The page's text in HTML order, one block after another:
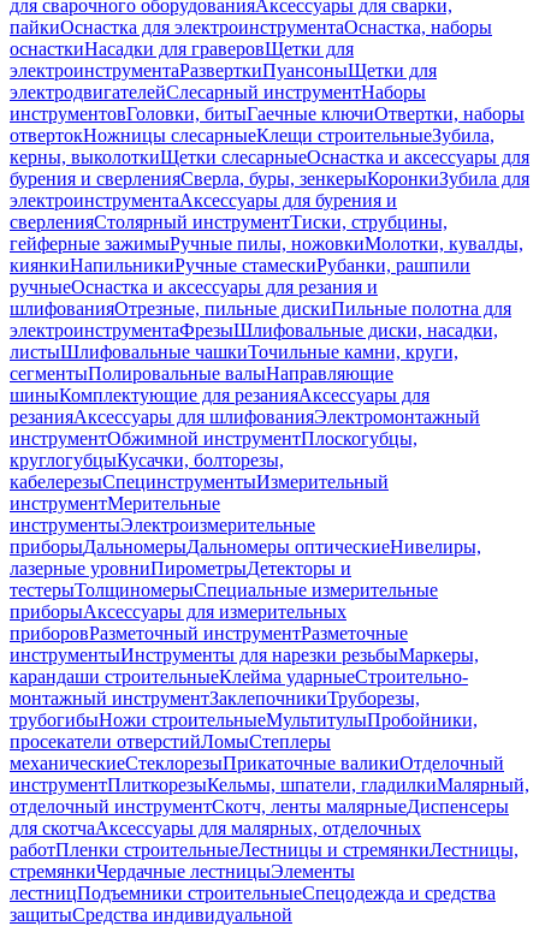
для сварочного оборудованияАксессуары для сварки,
пайкиОснастка для электроинструментаОснастка, наборы
оснасткиНасадки для граверовЩетки для
электроинструментаРазверткиПуансоныЩетки для
электродвигателейСлесарный инструментНаборы
инструментовГоловки, битыГаечные ключиОтвертки, наборы
отвертокНожницы слесарныеКлещи строительныеЗубила,
керны, выколоткиЩетки слесарныеОснастка и аксессуары для
бурения и сверленияСверла, буры, зенкерыКоронкиЗубила для
электроинструментаАксессуары для бурения и
сверленияСтолярный инструментТиски, струбцины,
гейферные зажимыРучные пилы, ножовкиМолотки, кувалды,
киянкиНапильникиРучные стамескиРубанки, рашпили
ручныеОснастка и аксессуары для резания и
шлифованияОтрезные, пильные дискиПильные полотна для
электроинструментаФрезыШлифовальные диски, насадки,
листыШлифовальные чашкиТочильные камни, круги,
сегментыПолировальные валыНаправляющие
шиныКомплектующие для резанияАксессуары для
резанияАксессуары для шлифованияЭлектромонтажный
инструментОбжимной инструментПлоскогубцы,
круглогубцыКусачки, болторезы,
кабелерезыСпецинструментыИзмерительный
инструментМерительные
инструментыЭлектроизмерительные
приборыДальномерыДальномеры оптическиеНивелиры,
лазерные уровниПирометрыДетекторы и
тестерыТолщиномерыСпециальные измерительные
приборыАксессуары для измерительных
приборовРазметочный инструментРазметочные
инструментыИнструменты для нарезки резьбыМаркеры,
карандаши строительныеКлейма ударныеСтроительно-
монтажный инструментЗаклепочникиТруборезы,
трубогибыНожи строительныеМультитулыПробойники,
просекатели отверстийЛомыСтеплеры
механическиеСтеклорезыПрикаточные валикиОтделочный
инструментПлиткорезыКельмы, шпатели, гладилкиМалярный,
отделочный инструментСкотч, ленты малярныеДиспенсеры
для скотчаАксессуары для малярных, отделочных
работПленки строительныеЛестницы и стремянкиЛестницы,
стремянкиЧердачные лестницыЭлементы
лестницПодъемники строительныеСпецодежда и средства
защитыСредства индивидуальной